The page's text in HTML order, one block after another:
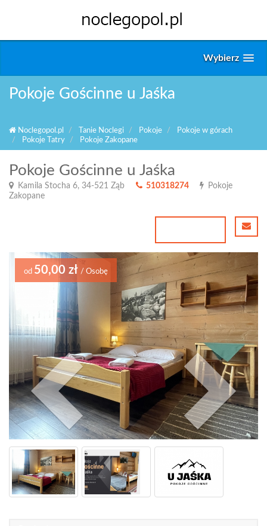
Wybierz
Pokoje Gościnne u Jaśka
Noclegopol.pl Tanie Noclegi Pokoje
Pokoje w górach
Pokoje Tatry
Pokoje Zakopane
Pokoje Gościnne u Jaśka
Kamila Stocha 6, 34-521 Ząb 510318274
Pokoje
Zakopane
od 50,00 zł / Osobę